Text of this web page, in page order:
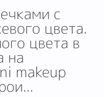
с
цвета.
цвета в
на
makeup